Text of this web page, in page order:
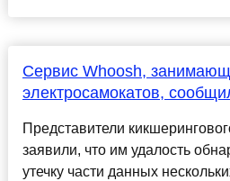
Сервис Whoosh,
электросамокатов,
Представители
заявили, что им удалость
утечку части данных